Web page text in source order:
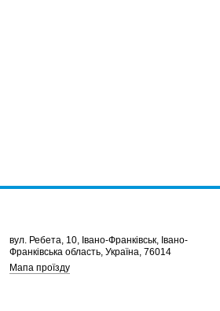
вул. Ребета, 10, Івано-Франківськ, Івано-
Франківська область, Україна, 76014
Мапа проїзду